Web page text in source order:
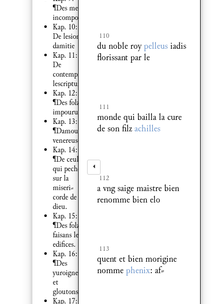
¶Des meurs
incomposees.
Kap. 10:
De lesion
damitie
Kap. 11:
De
contempner
lescripture
Kap. 12:
¶Des folz
impourueuz.
Kap. 13:
¶Damour
venereuse.
Kap. 14:
¶De ceulx
qui pechent
sur la
miseri⸗
corde de
dieu.
Kap. 15:
¶Des folz
faisans les
edifices.
Kap. 16:
¶Des
yuroignes
et
gloutons.
Kap. 17:
110
du noble roypelleusiadis
florissant par le
111
monde qui bailla la cure
de son filzachilles
112
a vng saige maistre bien
renomme bien elo
113
quent et bien morigine
nomme phenix: af⸗